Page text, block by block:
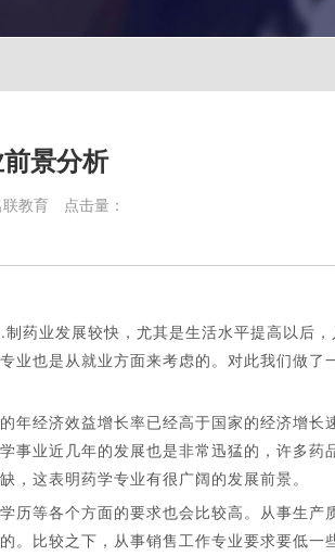
景分析
教育 点击量：
业发展较快，尤其是生活水平提高以后，
业也是从就业方面来考虑的。对此我们做了
经济效益增长率已经高于国家的经济增长
事业近几年的发展也是非常迅猛的，许多药
这表明药学专业有很广阔的发展前景。
等各个方面的要求也会比较高。从事生产
。比较之下，从事销售工作专业要求要低一